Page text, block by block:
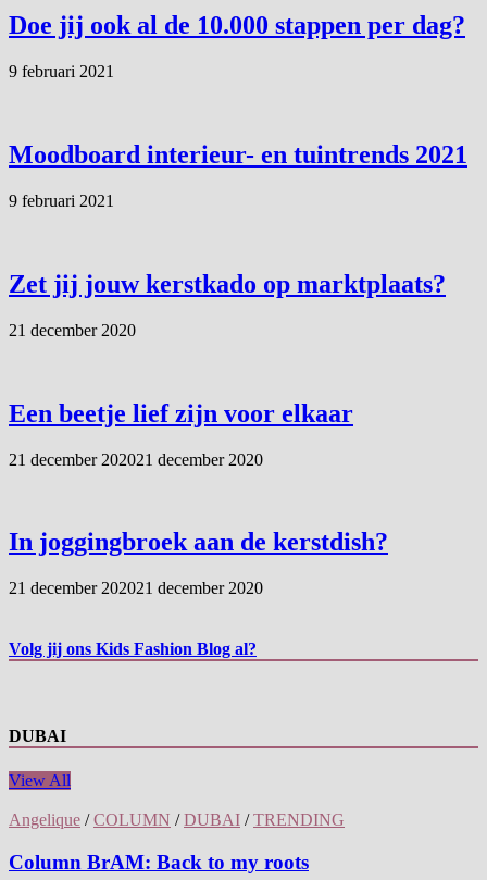
Doe jij ook al de 10.000 stappen per dag?
9 februari 2021
Moodboard interieur- en tuintrends 2021
9 februari 2021
Zet jij jouw kerstkado op marktplaats?
21 december 2020
Een beetje lief zijn voor elkaar
21 december 202021 december 2020
In joggingbroek aan de kerstdish?
21 december 202021 december 2020
Volg jij ons Kids Fashion Blog al?
DUBAI
View All
Angelique /COLUMN /DUBAI /TRENDING
Column BrAM: Back to my roots